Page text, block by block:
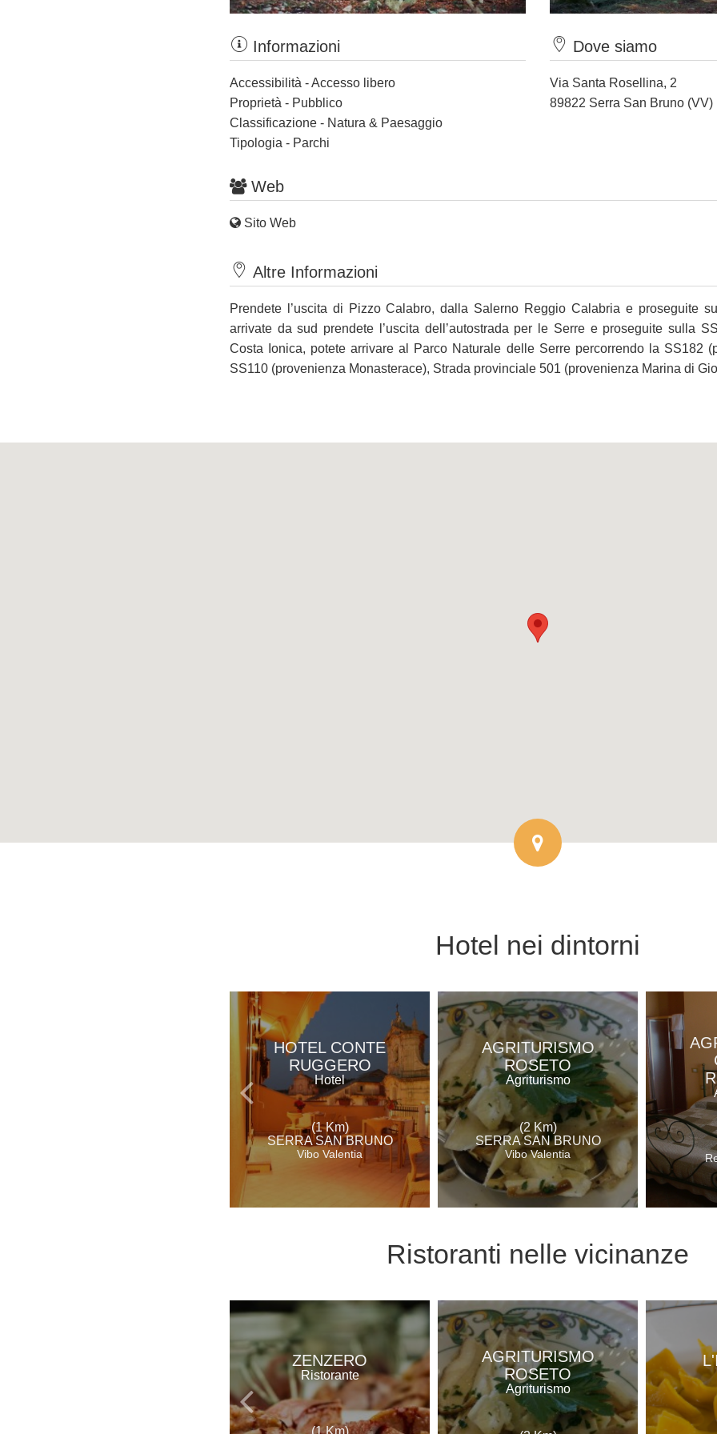
Informazioni
Accessibilità - Accesso libero
Proprietà - Pubblico
Classificazione - Natura & Paesaggio
Tipologia - Parchi
Dove siamo
Via Santa Rosellina, 2
89822 Serra San Bruno (VV)
Web
Sito Web
Altre Informazioni
Prendete l’uscita di Pizzo Calabro, dalla Salerno Reggio Calabria e proseguite
arrivate da sud prendete l’uscita dell’autostrada per le Serre e proseguite sulla
Costa Ionica, potete arrivare al Parco Naturale delle Serre percorrendo la SS182
SS110 (provenienza Monasterace), Strada provinciale 501 (provenienza Marina di
Hotel nei dintorni
HOTEL CONTE
RUGGERO
Hotel
(1 Km)
SERRA SAN BRUNO
Vibo Valentia
AGRITURISMO
ROSETO
Agriturismo
(2 Km)
SERRA SAN BRUNO
Vibo Valentia
Ristoranti nelle vicinanze
ZENZERO
Ristorante
(1 Km)
AGRITURISMO
ROSETO
Agriturismo